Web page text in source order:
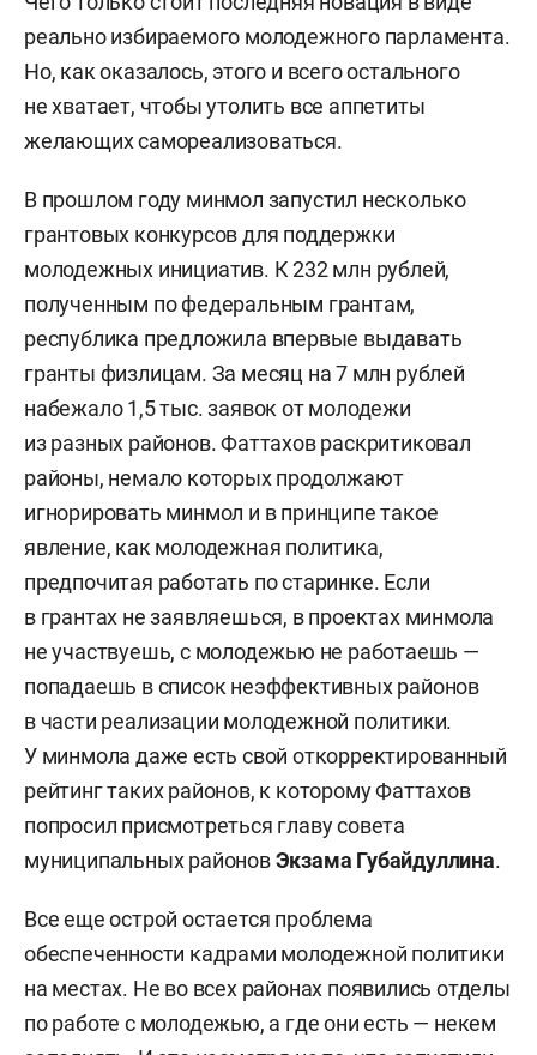
реально избираемого молодежного парламента.
Но, как оказалось, этого и всего остального
не хватает, чтобы утолить все аппетиты
желающих самореализоваться.
В прошлом году минмол запустил несколько
грантовых конкурсов для поддержки
молодежных инициатив. К 232 млн рублей,
полученным по федеральным грантам,
республика предложила впервые выдавать
гранты физлицам. За месяц на 7 млн рублей
набежало 1,5 тыс. заявок от молодежи
из разных районов. Фаттахов раскритиковал
районы, немало которых продолжают
игнорировать минмол и в принципе такое
явление, как молодежная политика,
предпочитая работать по старинке. Если
в грантах не заявляешься, в проектах минмола
не участвуешь, с молодежью не работаешь —
попадаешь в список неэффективных районов
в части реализации молодежной политики.
У минмола даже есть свой откорректированный
рейтинг таких районов, к которому Фаттахов
попросил присмотреться главу совета
муниципальных районовЭкзама Губайдуллина.
Все еще острой остается проблема
обеспеченности кадрами молодежной политики
на местах. Не во всех районах появились отделы
по работе с молодежью, а где они есть — некем